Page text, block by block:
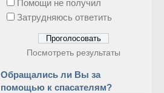
Помощи не получил
Затрудняюсь ответить
Посмотреть результаты
Обращались ли Вы за
помощью к спасателям?